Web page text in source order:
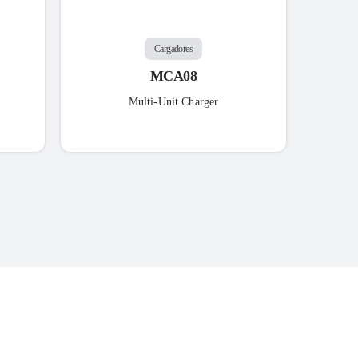
Cargadores
MCA08
Multi-Unit Charger